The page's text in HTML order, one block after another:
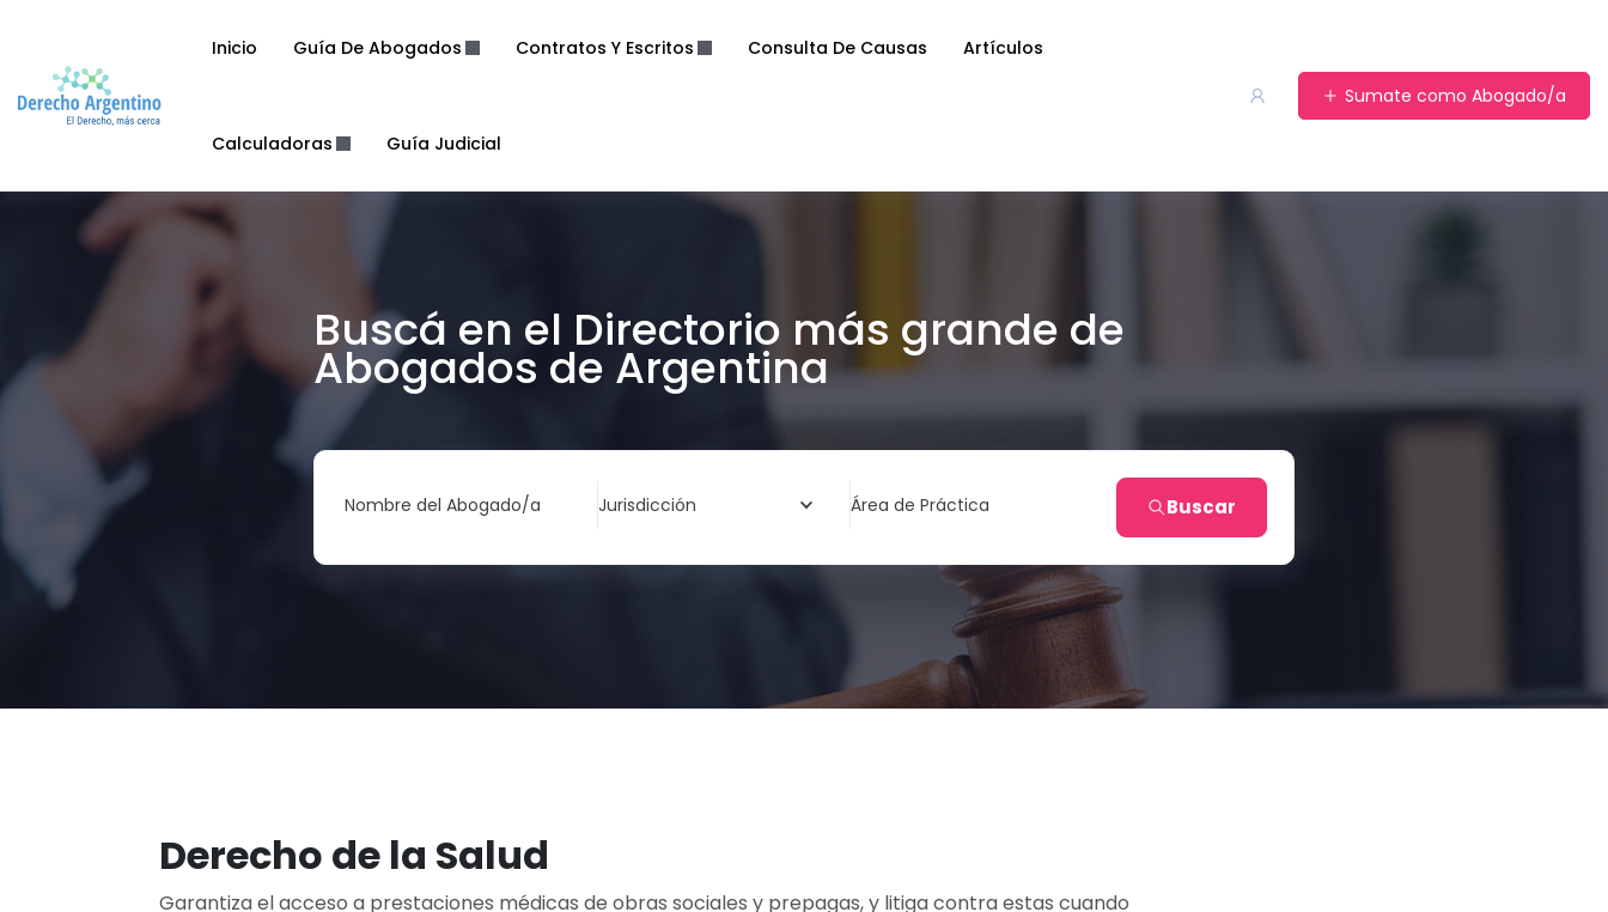
Inicio Guía De Abogados Contratos Y Escritos Consulta De Causas Artículos
Calculadoras Guía Judicial
Sumate como Abogado/a
Buscá en el Directorio más grande de
Abogados de Argentina
Nombre del Abogado/a Jurisdicción Área de Práctica Buscar
Derecho de la Salud
Garantiza el acceso a prestaciones médicas de obras sociales y prepagas, y litiga contra estas cuando